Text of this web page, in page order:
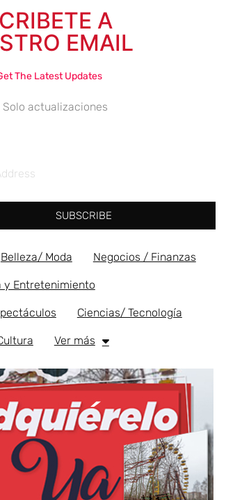
A
EMAIL
The Latest Updates
Solo actualizaciones
SUBSCRIBE
Belleza/ Moda Negocios / Finanzas
y Entretenimiento
Ciencias/ Tecnología
Ver más